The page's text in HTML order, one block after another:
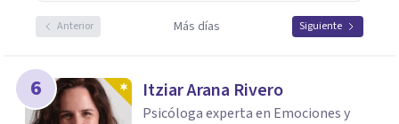
Anterior Más días Siguiente
6 Itziar Arana Rivero
Psicóloga experta en Emociones y